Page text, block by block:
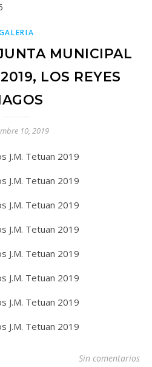
MUNICIPAL
LOS REYES
10, 2019
Sin comentarios